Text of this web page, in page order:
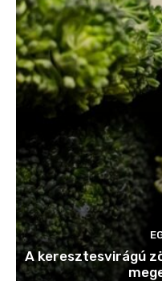
A keresztesvirágú